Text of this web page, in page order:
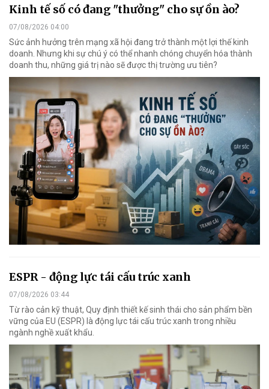
Kinh tế số có đang "thưởng" cho sự ồn ào?
07/08/2026 04:00
Sức ảnh hưởng trên mạng xã hội đang trở thành một lợi thế kinh
doanh. Nhưng khi sự chú ý có thể nhanh chóng chuyển hóa thành
doanh thu, những giá trị nào sẽ được thị trường ưu tiên?
ESPR - động lực tái cấu trúc xanh
07/08/2026 03:44
Từ rào cản kỹ thuật, Quy định thiết kế sinh thái cho sản phẩm bền
vững của EU (ESPR) là động lực tái cấu trúc xanh trong nhiều
ngành nghề xuất khẩu.